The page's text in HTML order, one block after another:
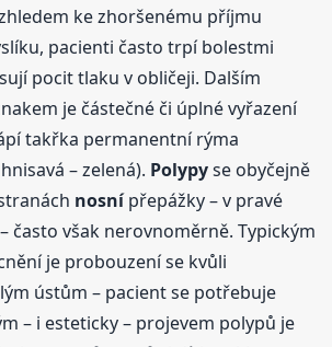
ke zhoršenému příjmu
pacienti často trpí bolestmi
pocit tlaku v obličeji. Dalším
je částečné či úplné vyřazení
takřka permanentní rýma
– zelená). Polypyse obyčejně
nosnípřepážky – v pravé
často však nerovnoměrně. Typickým
je probouzení se kvůli
ústům – pacient se potřebuje
– i esteticky – projevem polypů je